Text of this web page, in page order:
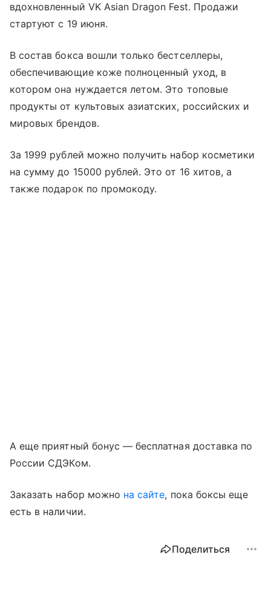
вдохновленный VK Asian Dragon Fest. Продажи
стартуют с 19 июня.
В состав бокса вошли только бестселлеры,
обеспечивающие коже полноценный уход, в
котором она нуждается летом. Это топовые
продукты от культовых азиатских, российских и
мировых брендов.
За 1999 рублей можно получить набор косметики
на сумму до 15000 рублей. Это от 16 хитов, а
также подарок по промокоду.
А еще приятный бонус — бесплатная доставка по
России СДЭКом.
Заказать набор можно на сайте, пока боксы еще
есть в наличии.
Поделиться